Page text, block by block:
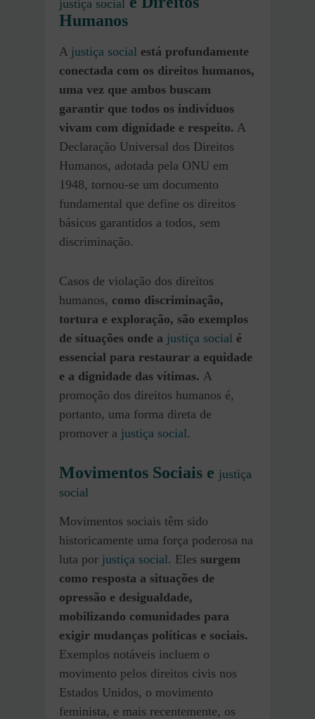
justiça social
Humanos
A justiça social está profundamente
conectada com os direitos humanos,
uma vez que ambos buscam
garantir que todos os indivíduos
vivam com dignidade e respeito. A
Declaração Universal dos Direitos
Humanos, adotada pela ONU em
1948, tornou-se um documento
fundamental que define os direitos
básicos garantidos a todos, sem
discriminação.
Casos de violação dos direitos
humanos, como discriminação,
tortura e exploração, são exemplos
de situações onde a justiça social é
essencial para restaurar a equidade
e a dignidade das vítimas. A
promoção dos direitos humanos é,
portanto, uma forma direta de
promover a justiça social.
Movimentos Sociais e justiça
social
Movimentos sociais têm sido
historicamente uma força poderosa na
luta por justiça social. Eles surgem
como resposta a situações de
opressão e desigualdade,
mobilizando comunidades para
exigir mudanças políticas e sociais.
Exemplos notáveis incluem o
movimento pelos direitos civis nos
Estados Unidos, o movimento
feminista, e mais recentemente, os